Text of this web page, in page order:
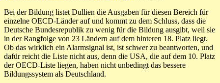
Bei der Bildung listet Dullien die Ausgaben für diesen Bereich für
einzelne OECD-Länder auf und kommt zu dem Schluss, dass die
Deutsche Bundesrepublik zu wenig für die Bildung ausgibt, weil sie
in der Rangfolge von 23 Ländern auf dem hinteren 18. Platz liegt.
Ob das wirklich ein Alarmsignal ist, ist schwer zu beantworten, und
dafür reicht die Liste nicht aus, denn die USA, die auf dem 10. Platz
der OECD-Liste liegen, haben nicht unbedingt das bessere
Bildungssystem als Deutschland.